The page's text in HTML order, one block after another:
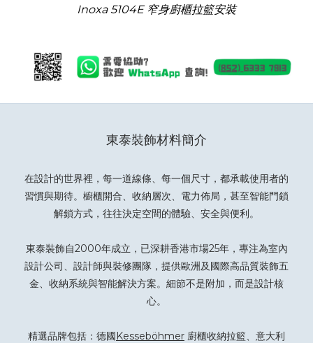
Inoxa 5104E 窄身廚櫃拉籃安裝
東泰裝飾材料簡介
在設計的世界裡，每一道線條、每一個尺寸，都承載使用者的
習慣與期待。櫥櫃開合、收納層次、電力佈局，甚至智能門鎖
解鎖方式，往往決定空間的體驗、安全與便利。
東泰裝飾自2000年成立，已深耕香港市場25年，專注為室內
設計公司、設計師與裝修團隊，提供歐洲及國際高品質裝飾五
金、收納系統與智能解決方案。細節不是附加，而是設計核
心。
精選品牌包括：德國Kesseböhmer 廚櫃收納拉籃、意大利